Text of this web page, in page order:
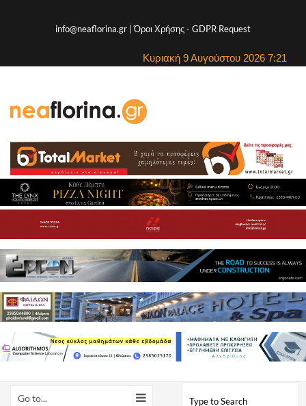
info@neaflorina.gr |Όροι Χρήσης- GDPR Request
Κυριακή 9 Αυγούστου 2026 7:21
Go to...